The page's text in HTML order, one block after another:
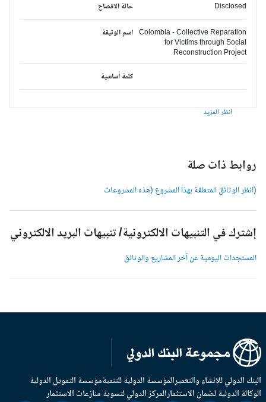
حالة الافصاح Disclosed
اسم الوثيقة Colombia - Collective Reparation
for Victims through Social
Reconstruction Project
كلمة أساسية
انظر المزيد
روابط ذات صلة
(انظر الوثائق المتعلقة بهذا المشروع (هذه المشروعات
إشترك في التنبيهات الالكترونية/ تنبيهات البريد الالكتروني
المستجدات اليومية عن آخر المشاريع والوثائق
الدولي للإنشاء والتعميرالمؤسسة الدولية للتنميةمؤسسة التمويل الدولية
الدولية لضمان الاستثمارالمركز الدولي لتسوية منازعات الاستثمار